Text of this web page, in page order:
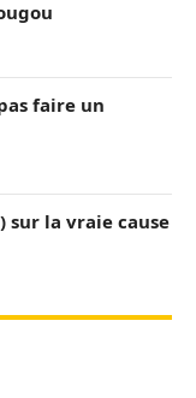
faire un
sur la vraie cause